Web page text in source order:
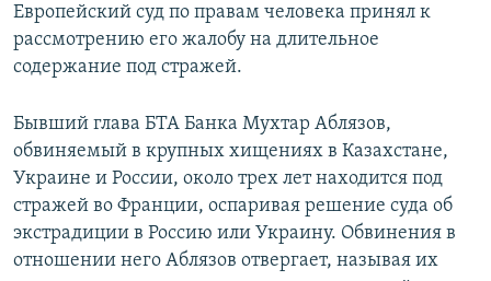
Европейский суд по правам человека принял к
рассмотрению его жалобу на длительное
содержание под стражей.
Бывший глава БТА Банка Мухтар Аблязов,
обвиняемый в крупных хищениях в Казахстане,
Украине и России, около трех лет находится под
стражей во Франции, оспаривая решение суда об
экстрадиции в Россию или Украину. Обвинения в
отношении него Аблязов отвергает, называя их